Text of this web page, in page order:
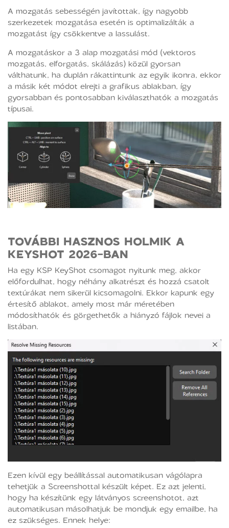
A mozgatás sebességén javítottak, így nagyobb
szerkezetek mozgatása esetén is optimalizálták a
mozgatást így csökkentve a lassulást.
A mozgatáskor a 3 alap mozgatási mód (vektoros
mozgatás, elforgatás, skálázás) közül gyorsan
válthatunk, ha duplán rákattintunk az egyik ikonra, ekkor
a másik két módot elrejti a grafikus ablakban, így
gyorsabban és pontosabban kiválaszthatók a mozgatás
típusai.
TOVÁBBI HASZNOS HOLMIK A
KEYSHOT 2026-BAN
Ha egy KSP KeyShot csomagot nyitunk meg, akkor
előfordulhat, hogy néhány alkatrészt és hozzá csatolt
textúrákat nem sikerül kicsomagolni. Ekkor kapunk egy
értesítő ablakot, amely most már méretében
módosíthatók és görgethetők a hiányzó fájlok nevei a
listában.
Ezen kívül egy beállítással automatikusan vágólapra
tehetjük a Screenshottal készült képet. Ez azt jelenti,
hogy ha készítünk egy látványos screenshotot, azt
automatikusan másolhatjuk be mondjuk egy emailbe, ha
ez szükséges. Ennek helye: